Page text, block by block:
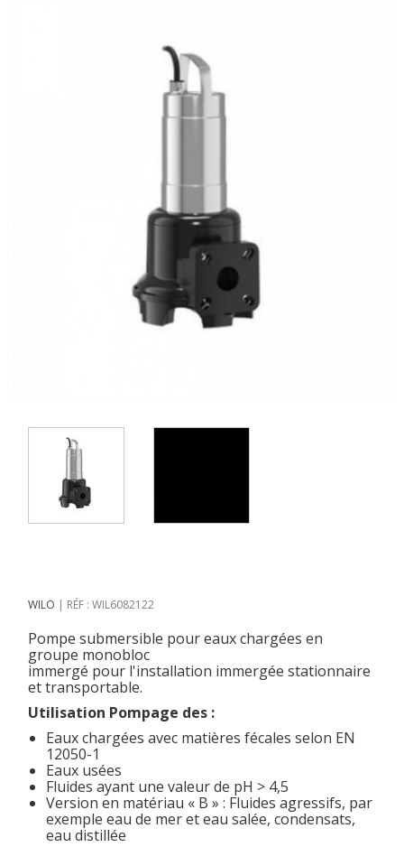
WILO RÉF : WIL6082122
Pompe submersible pour eaux chargées en
groupe monobloc
immergé pour l'installation immergée stationnaire
et transportable.
Utilisation Pompage des :
Eaux chargées avec matières fécales selon EN
12050-1
Eaux usées
Fluides ayant une valeur de pH > 4,5
Version en matériau « B » : Fluides agressifs, par
exemple eau de mer et eau salée, condensats,
eau distillée